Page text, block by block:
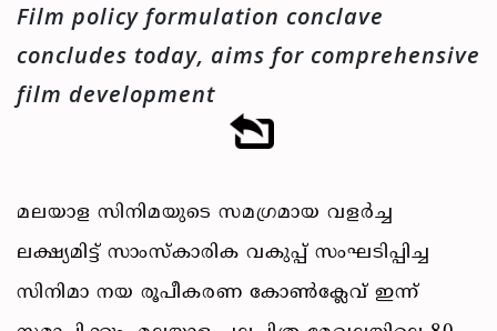
Film policy formulation conclave
concludes today, aims for comprehensive
film development
മലയാള സിനിമയുടെ സമഗ്രമായ വളർച്ച
ലക്ഷ്യമിട്ട് സാംസ്കാരിക വകുപ്പ് സംഘടിപ്പിച്ച
സിനിമാ നയ രൂപീകരണ കോൺക്ലേവ് ഇന്ന്